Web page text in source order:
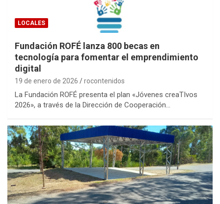
LOCALES
Fundación ROFÉ lanza 800 becas en
tecnología para fomentar el emprendimiento
digital
19 de enero de 2026 rocontenidos
La Fundación ROFÉ presenta el plan «Jóvenes creaTIvos
2026», a través de la Dirección de Cooperación…